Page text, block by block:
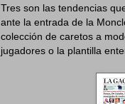
Tres son las tendencias
ante la entrada de la
colección de caretos a
jugadores o la plantilla